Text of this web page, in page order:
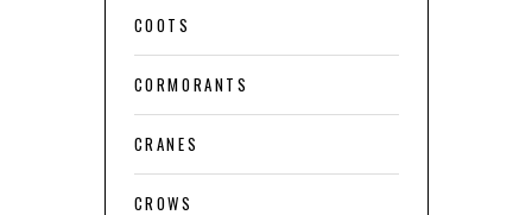
COOTS
CORMORANTS
CRANES
CROWS